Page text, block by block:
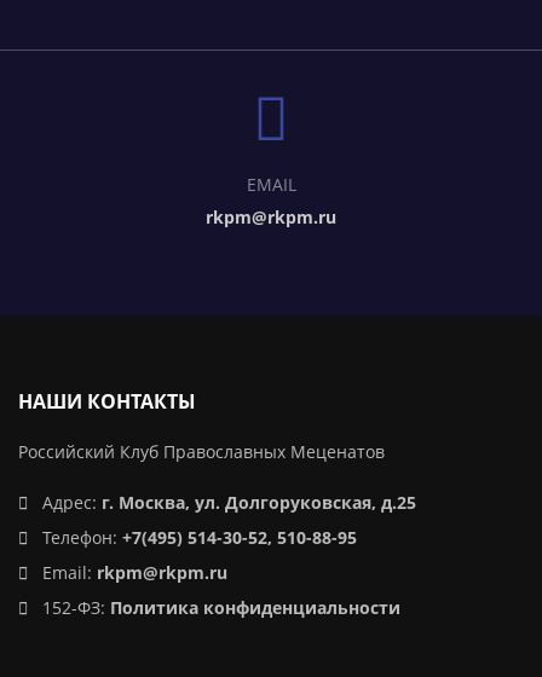
EMAIL
rkpm@rkpm.ru
НАШИ КОНТАКТЫ
Российский Клуб Православных Меценатов
Адрес: г. Москва, ул. Долгоруковская, д.25
Телефон: +7(495) 514-30-52, 510-88-95
Email: rkpm@rkpm.ru
152-ФЗ: Политика конфиденциальности